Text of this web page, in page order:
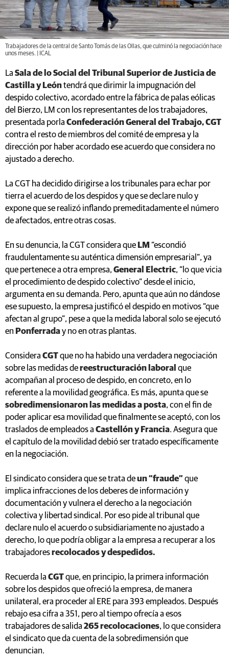
Trabajadores de la central de Santo Tomás de las Ollas, que culminó la negociación hace
unos meses. | ICAL
La Sala de lo Social del Tribunal Superior de Justicia de
Castilla y Leóntendrá que dirimir la impugnación del
despido colectivo, acordado entre la fábrica de palas eólicas
del Bierzo, LM con los representantes de los trabajadores,
presentada porla Confederación General del Trabajo, CGT
contra el resto de miembros del comité de empresa y la
dirección por haber acordado ese acuerdo que considera no
ajustado a derecho.
La CGT ha decidido dirigirse a los tribunales para echar por
tierra el acuerdo de los despidos y que se declare nulo y
expone que se realizó inflando premeditadamente el número
de afectados, entre otras cosas.
En su denuncia, la CGT considera que LM “escondió
fraudulentamente su auténtica dimensión empresarial”, ya
que pertenece a otra empresa, General Electric, “lo que vicia
el procedimiento de despido colectivo” desde el inicio,
argumenta en su demanda. Pero, apunta que aún no dándose
ese supuesto, la empresa justificó el despido en motivos “que
afectan al grupo”, pese a que la medida laboral solo se ejecutó
en Ponferraday no en otras plantas.
Considera CGTque no ha habido una verdadera negociación
sobre las medidas dereestructuración laboral que
acompañan al proceso de despido, en concreto, en lo
referente a la movilidad geográfica. Es más, apunta que se
sobredimensionaron las medidas a posta, con el fin de
poder aplicar esa movilidad que finalmente se aceptó, con los
traslados de empleados a Castellón y Francia. Asegura que
el capítulo de la movilidad debió ser tratado específicamente
en la negociación.
El sindicato considera que se trata deun “fraude” que
implica infracciones de los deberes de información y
documentación y vulnera el derecho a la negociación
colectiva y libertad sindical. Por eso pide al tribunal que
declare nulo el acuerdo o subsidiariamente no ajustado a
derecho, lo que podría obligar a la empresa a recuperar a los
trabajadoresrecolocados y despedidos.
Recuerda la CGTque, en principio, la primera información
sobre los despidos que ofreció la empresa, de manera
unilateral, era proceder al ERE para 393 empleados. Después
rebajo esa cifra a 351, pero al tiempo ofrecía a esos
trabajadores de salida 265 recolocaciones, lo que considera
el sindicato que da cuenta de la sobredimensión que
denuncian.